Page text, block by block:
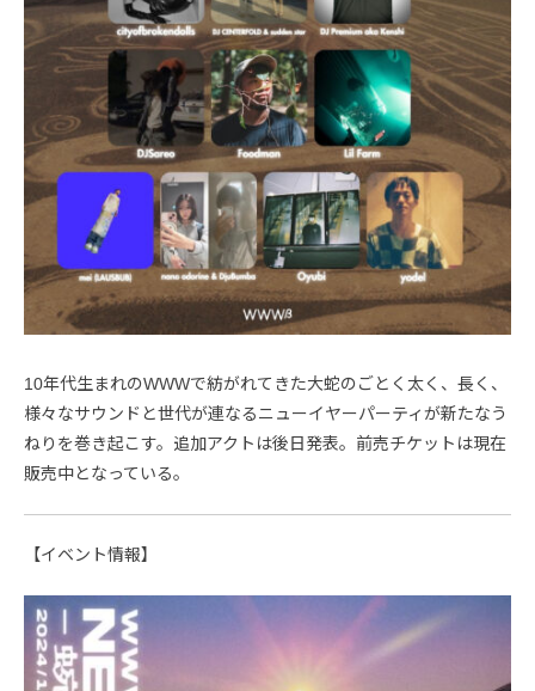
10年代生まれのWWWで紡がれてきた大蛇のごとく太く、長く、
様々なサウンドと世代が連なるニューイヤーパーティが新たなう
ねりを巻き起こす。追加アクトは後日発表。前売チケットは現在
販売中となっている。
【イベント情報】